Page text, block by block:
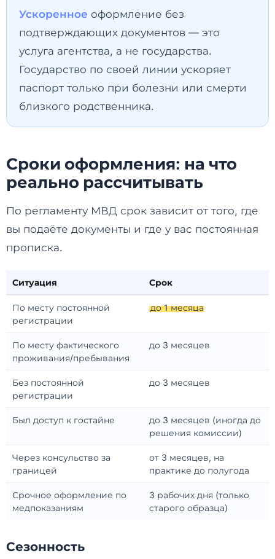
Ускоренное оформление без
подтверждающих документов — это
услуга агентства, а не государства.
Государство по своей линии ускоряет
паспорт только при болезни или смерти
близкого родственника.
Сроки оформления: на что
реально рассчитывать
По регламенту МВД срок зависит от того, где
вы подаёте документы и где у вас постоянная
прописка.
Ситуация Срок
По месту постоянной
регистрации
до 1 месяца
По месту фактического
проживания/пребывания
до 3 месяцев
Без постоянной
регистрации
до 3 месяцев
Был доступ к гостайне
до 3 месяцев (иногда до
решения комиссии)
Через консульство за
границей
от 3 месяцев, на
практике до полугода
Срочное оформление по
медпоказаниям
3 рабочих дня (только
старого образца)
Сезонность